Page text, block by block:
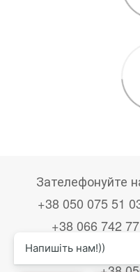
Зателефонуйте
+38 050 075 51
+38 066 742
+48533867723